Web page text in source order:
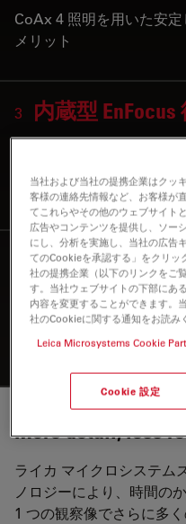
CoAx 4 照明を用いた安
メリット
3 内蔵型 EnFocus
キルをフルに発揮するこ
手術室のニー
す
術中の快適性は、術中の
Proveo 8 はニーズに適応
More detail, less
ライカ マイクロシステム
ノロジーにより、時間の
1 つの観察像でさらに多
当社および当社の提携企業はクッ
客様の連絡先情報など、お客様が
てこれらやその他のウェブサイト
広告やコンテンツを提供し、ソー
にし、分析を実施し、当社の広告
てのCookieを承認する」をクリッ
社の提携企業（以下のリンクをご
す。当社ウェブサイトの下部にあ
内容を変更することができます。
社のCookieに関する通知をお読み
Leica Microsystems Cookie
Cookie 設定